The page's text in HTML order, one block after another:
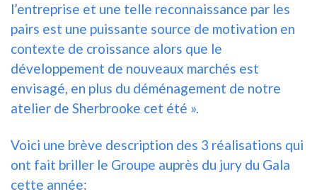
l’entreprise et une telle reconnaissance par les
pairs est une puissante source de motivation en
contexte de croissance alors que le
développement de nouveaux marchés est
envisagé, en plus du déménagement de notre
atelier de Sherbrooke cet été ».
Voici une brève description des 3 réalisations qui
ont fait briller le Groupe auprès du jury du Gala
cette année: